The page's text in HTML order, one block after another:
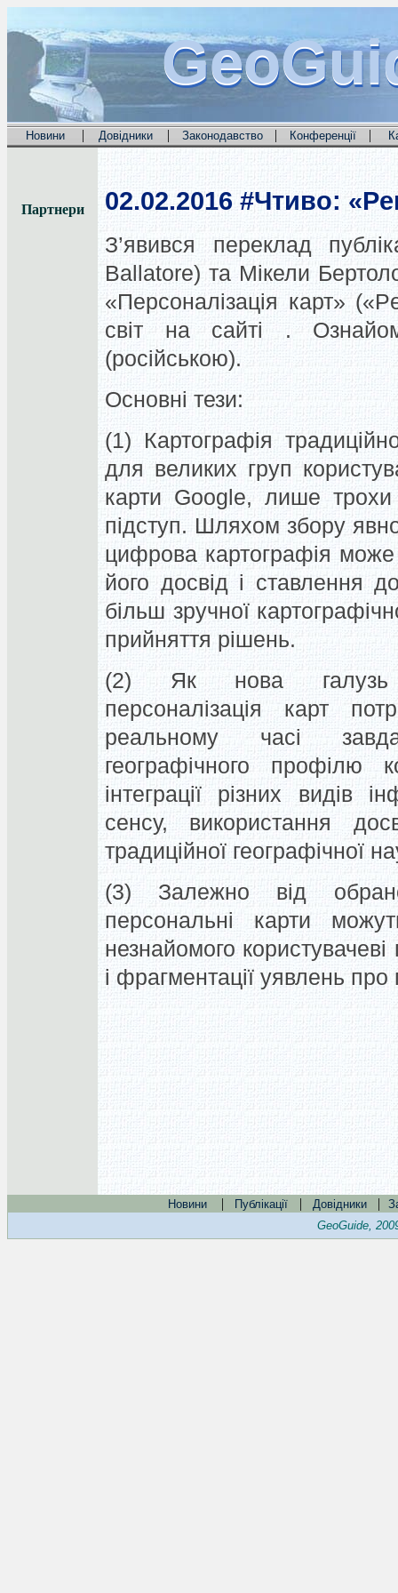
Новини | Довідники | Законодавство | Конференції |
Партнери 02.02.2016 #Чтиво:
З’явився переклад
Ballatore) та Мікели
«Персоналізація карт»
світ на сайті .
(російською).
Основні тези:
(1) Картографія
для великих груп
карти Google, лише трохи
підступ. Шляхом збору
цифрова картографія може
його досвід і ставлення
більш зручної
прийняття рішень.
(2) Як нова галузь
персоналізація карт
реальному часі
географічного профілю
інтеграції різних видів
сенсу, використання
традиційної географічної
(3) Залежно від
персональні карти
незнайомого користувачеві
і фрагментації уявлень
Новини | Публікації | Довідники |
GeoGuide,